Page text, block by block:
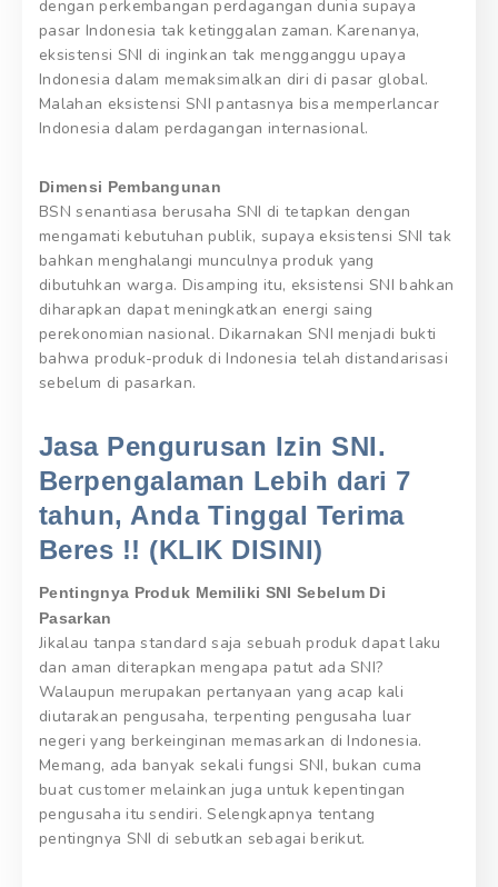
dengan perkembangan perdagangan dunia supaya
pasar Indonesia tak ketinggalan zaman. Karenanya,
eksistensi SNI di inginkan tak mengganggu upaya
Indonesia dalam memaksimalkan diri di pasar global.
Malahan eksistensi SNI pantasnya bisa memperlancar
Indonesia dalam perdagangan internasional.
Dimensi Pembangunan
BSN senantiasa berusaha SNI di tetapkan dengan
mengamati kebutuhan publik, supaya eksistensi SNI tak
bahkan menghalangi munculnya produk yang
dibutuhkan warga. Disamping itu, eksistensi SNI bahkan
diharapkan dapat meningkatkan energi saing
perekonomian nasional. Dikarnakan SNI menjadi bukti
bahwa produk-produk di Indonesia telah distandarisasi
sebelum di pasarkan.
Jasa Pengurusan Izin SNI.
Berpengalaman Lebih dari 7
tahun, Anda Tinggal Terima
Beres !! (KLIK DISINI)
Pentingnya Produk Memiliki SNI Sebelum Di
Pasarkan
Jikalau tanpa standard saja sebuah produk dapat laku
dan aman diterapkan mengapa patut ada SNI?
Walaupun merupakan pertanyaan yang acap kali
diutarakan pengusaha, terpenting pengusaha luar
negeri yang berkeinginan memasarkan di Indonesia.
Memang, ada banyak sekali fungsi SNI, bukan cuma
buat customer melainkan juga untuk kepentingan
pengusaha itu sendiri. Selengkapnya tentang
pentingnya SNI di sebutkan sebagai berikut.